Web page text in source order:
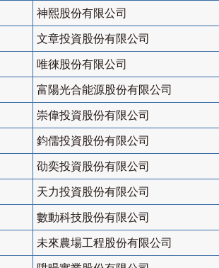
神熙股份有限公司
文章投資股份有限公司
唯徠股份有限公司
富陽光合能源股份有限公司
崇偉投資股份有限公司
鈞儒投資股份有限公司
劭奕投資股份有限公司
天力投資股份有限公司
數動科技股份有限公司
未來農場工程股份有限公司